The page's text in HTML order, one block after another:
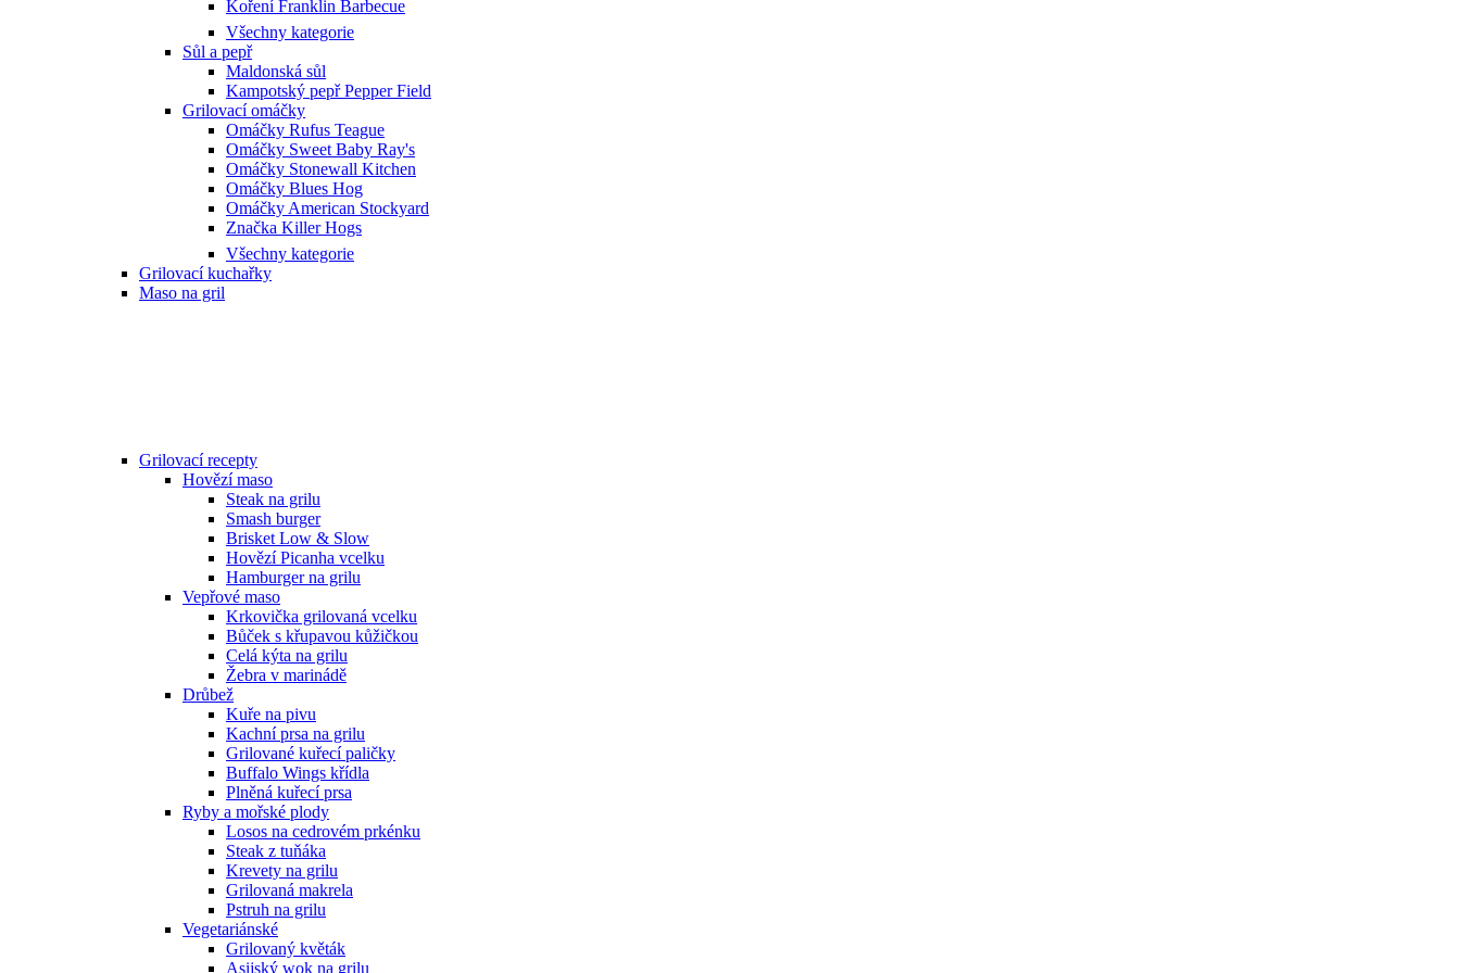
Koření Franklin Barbecue
Všechny kategorie
Sůl a pepř
Maldonská sůl
Kampotský pepř Pepper Field
Grilovací omáčky
Omáčky Rufus Teague
Omáčky Sweet Baby Ray's
Omáčky Stonewall Kitchen
Omáčky Blues Hog
Omáčky American Stockyard
Značka Killer Hogs
Všechny kategorie
Grilovací kuchařky
Maso na gril
Grilovací recepty
Hovězí maso
Steak na grilu
Smash burger
Brisket Low & Slow
Hovězí Picanha vcelku
Hamburger na grilu
Vepřové maso
Krkovička grilovaná vcelku
Bůček s křupavou kůžičkou
Celá kýta na grilu
Žebra v marinádě
Drůbež
Kuře na pivu
Kachní prsa na grilu
Grilované kuřecí paličky
Buffalo Wings křídla
Plněná kuřecí prsa
Ryby a mořské plody
Losos na cedrovém prkénku
Steak z tuňáka
Krevety na grilu
Grilovaná makrela
Pstruh na grilu
Vegetariánské
Grilovaný květák
Asijský wok na grilu